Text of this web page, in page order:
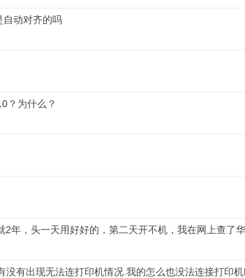
自动对齐的吗
？为什么？
年，头一天用好好的，第二天开不机，我在网上查了
有出现无法连打印机情况.我的怎么也没法连接打印